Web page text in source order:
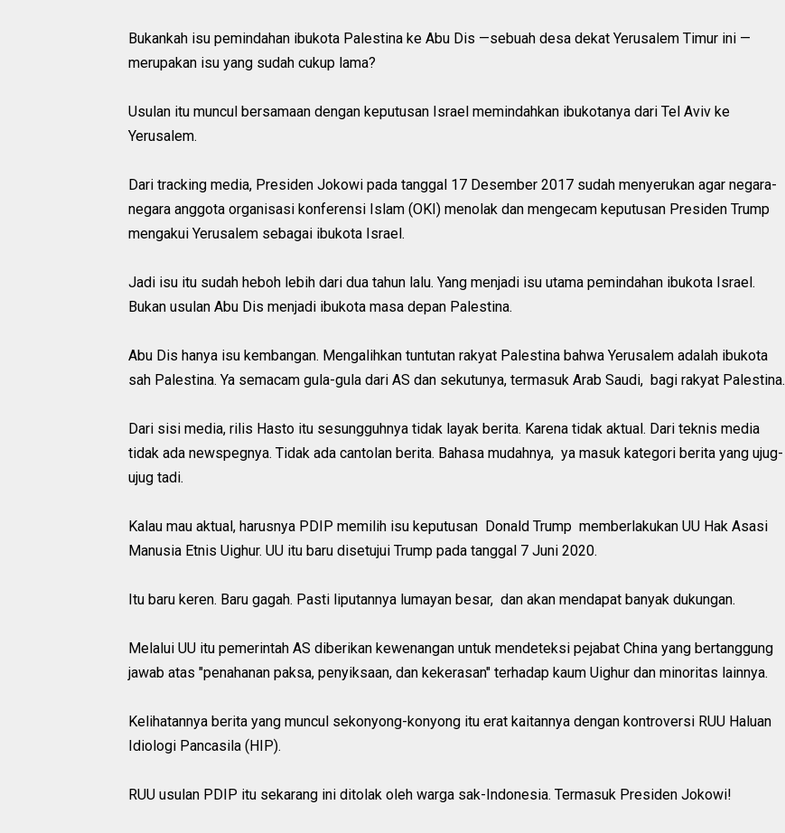
Bukankah isu pemindahan ibukota Palestina ke Abu Dis —sebuah desa dekat Yerusalem Timur ini —
merupakan isu yang sudah cukup lama?
Usulan itu muncul bersamaan dengan keputusan Israel memindahkan ibukotanya dari Tel Aviv ke
Yerusalem.
Dari tracking media, Presiden Jokowi pada tanggal 17 Desember 2017 sudah menyerukan agar negara-
negara anggota organisasi konferensi Islam (OKI) menolak dan mengecam keputusan Presiden Trump
mengakui Yerusalem sebagai ibukota Israel.
Jadi isu itu sudah heboh lebih dari dua tahun lalu. Yang menjadi isu utama pemindahan ibukota Israel.
Bukan usulan Abu Dis menjadi ibukota masa depan Palestina.
Abu Dis hanya isu kembangan. Mengalihkan tuntutan rakyat Palestina bahwa Yerusalem adalah ibukota
sah Palestina. Ya semacam gula-gula dari AS dan sekutunya, termasuk Arab Saudi, bagi rakyat Palestina.
Dari sisi media, rilis Hasto itu sesungguhnya tidak layak berita. Karena tidak aktual. Dari teknis media
tidak ada newspegnya. Tidak ada cantolan berita. Bahasa mudahnya, ya masuk kategori berita yang ujug-
ujug tadi.
Kalau mau aktual, harusnya PDIP memilih isu keputusan Donald Trump memberlakukan UU Hak Asasi
Manusia Etnis Uighur. UU itu baru disetujui Trump pada tanggal 7 Juni 2020.
Itu baru keren. Baru gagah. Pasti liputannya lumayan besar, dan akan mendapat banyak dukungan.
Melalui UU itu pemerintah AS diberikan kewenangan untuk mendeteksi pejabat China yang bertanggung
jawab atas "penahanan paksa, penyiksaan, dan kekerasan" terhadap kaum Uighur dan minoritas lainnya.
Kelihatannya berita yang muncul sekonyong-konyong itu erat kaitannya dengan kontroversi RUU Haluan
Idiologi Pancasila (HIP).
RUU usulan PDIP itu sekarang ini ditolak oleh warga sak-Indonesia. Termasuk Presiden Jokowi!